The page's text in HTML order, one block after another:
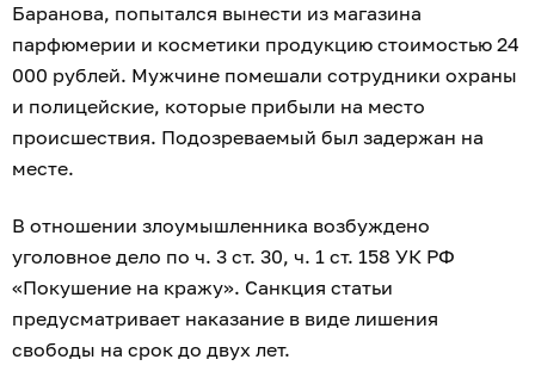
Баранова, попытался вынести из магазина
парфюмерии и косметики продукцию стоимостью 24
000 рублей. Мужчине помешали сотрудники охраны
и полицейские, которые прибыли на место
происшествия. Подозреваемый был задержан на
месте.
В отношении злоумышленника возбуждено
уголовное дело по ч. 3 ст. 30, ч. 1 ст. 158 УК РФ
«Покушение на кражу». Санкция статьи
предусматривает наказание в виде лишения
свободы на срок до двух лет.